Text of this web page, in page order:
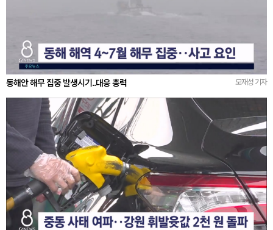
동해안 해무 집중 발생시기..대응 총력 모재성 기자